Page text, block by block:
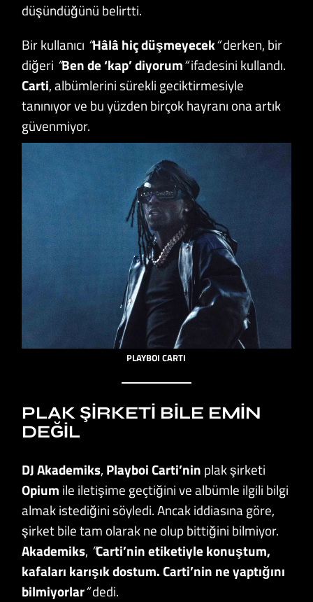
düşündüğünü belirtti.
Bir kullanıcı “Hâlâ hiç düşmeyecek“derken, bir
diğeri “Ben de ‘kap’ diyorum“ifadesini kullandı.
Carti, albümlerini sürekli geciktirmesiyle
tanınıyor ve bu yüzden birçok hayranı ona artık
güvenmiyor.
PLAYBOI CARTI
PLAK ŞIRKETI BILE EMIN
DEĞIL
DJ Akademiks, Playboi Carti’nin plak şirketi
Opium ile iletişime geçtiğini ve albümle ilgili bilgi
almak istediğini söyledi. Ancak iddiasına göre,
şirket bile tam olarak ne olup bittiğini bilmiyor.
Akademiks, “Carti’nin etiketiyle konuştum,
kafaları karışık dostum. Carti’nin ne yaptığını
bilmiyorlar“dedi.